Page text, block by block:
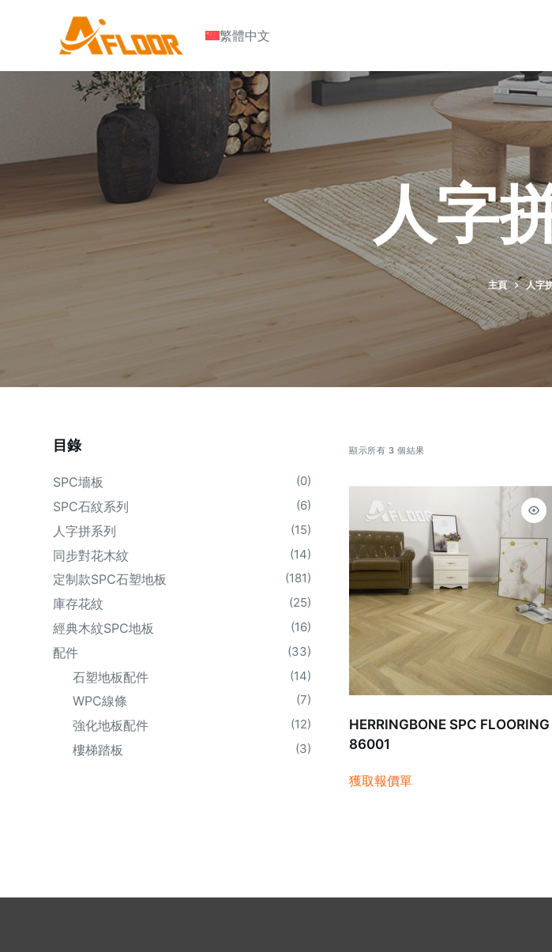
o
繁體中文
人字
主頁 人字
顯示所有 3 個結果
HERRINGBONE SPC FLOORING
86001
獲取報價單
目錄
SPC墻板 (0)
SPC石紋系列 (6)
人字拼系列 (15)
同步對花木紋 (14)
定制款SPC石塑地板 (181)
庫存花紋 (25)
經典木紋SPC地板 (16)
配件 (33)
石塑地板配件 (14)
WPC線條 (7)
強化地板配件 (12)
樓梯踏板 (3)